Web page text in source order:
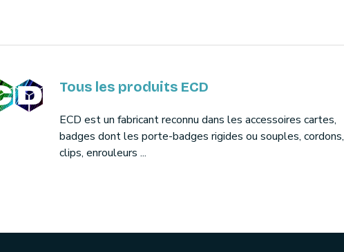
Tous les produits ECD
ECD est un fabricant reconnu dans les accessoires cartes,
badges dont les porte-badges rigides ou souples, cordons,
clips, enrouleurs ...